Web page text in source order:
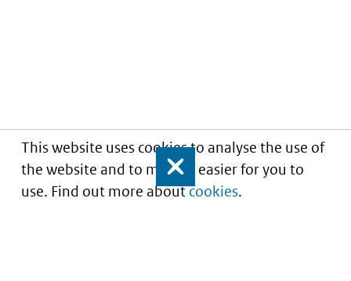
This website uses cookies to analyse the use of
the website and to make it easier for you to
use. Find out more aboutcookies.
Close